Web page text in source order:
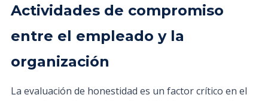
Actividades de compromiso
entre el empleado y la
organización
La evaluación de honestidad es un factor crítico en el